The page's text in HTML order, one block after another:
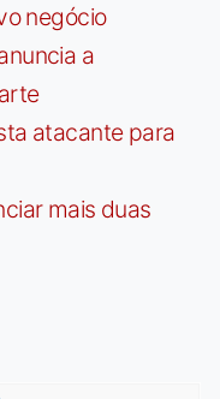
negócio
a
atacante para
mais duas